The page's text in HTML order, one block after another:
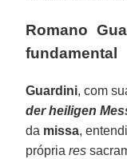
Romano
fundamental
Guardini, com
der heiligen
da missa,
própriares